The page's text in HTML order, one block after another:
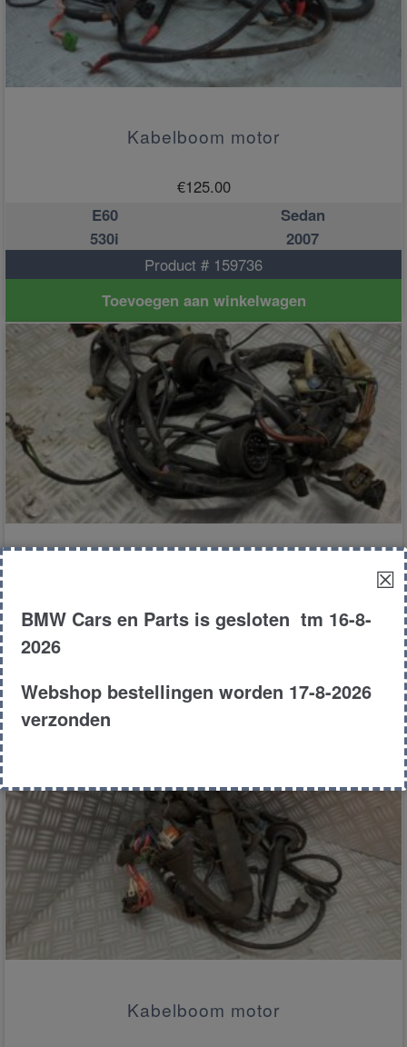
Kabelboom motor
€125.00
E60
Sedan
530i
2007
Product # 159736
Toevoegen aan winkelwagen
€125.00
Product # 176127
Kabelboom motor
☒
BMW Cars en Parts is gesloten tm 16-8-
2026
Webshop bestellingen worden 17-8-2026
verzonden